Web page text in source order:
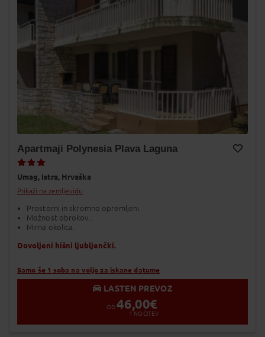
Apartmaji Polynesia Plava Laguna
Umag, Istra, Hrvaška
Prikaži na zemljevidu
Prostorni in skromno opremljeni.
Možnost obrokov..
Mirna okolica.
Dovoljeni hišni ljubljenčki.
Samo še 1 soba na voljo za iskane datume
LASTEN PREVOZ
OD 46,00€
1 NOČITEV